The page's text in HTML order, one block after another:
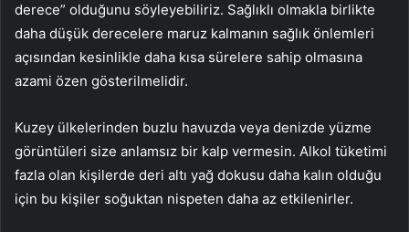
derece” olduğunu söyleyebiliriz. Sağlıklı olmakla birlikte
daha düşük derecelere maruz kalmanın sağlık önlemleri
açısından kesinlikle daha kısa sürelere sahip olmasına
azami özen gösterilmelidir.
Kuzey ülkelerinden buzlu havuzda veya denizde yüzme
görüntüleri size anlamsız bir kalp vermesin. Alkol tüketimi
fazla olan kişilerde deri altı yağ dokusu daha kalın olduğu
için bu kişiler soğuktan nispeten daha az etkilenirler.